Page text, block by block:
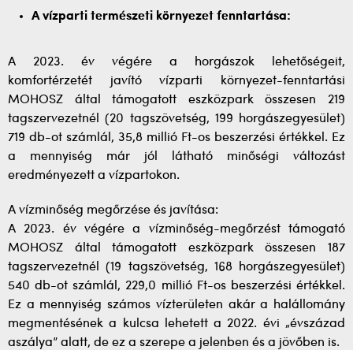
A vízparti természeti környezet fenntartása:
A 2023. év végére a horgászok lehetőségeit,
komfortérzetét javító vízparti környezet-fenntartási
MOHOSZ által támogatott eszközpark összesen 219
tagszervezetnél (20 tagszövetség, 199 horgászegyesület)
719 db-ot számlál, 35,8 millió Ft-os beszerzési értékkel. Ez
a mennyiség már jól látható minőségi változást
eredményezett a vízpartokon.
A vízminőség megőrzése és javítása:
A 2023. év végére a vízminőség-megőrzést támogató
MOHOSZ által támogatott eszközpark összesen 187
tagszervezetnél (19 tagszövetség, 168 horgászegyesület)
540 db-ot számlál, 229,0 millió Ft-os beszerzési értékkel.
Ez a mennyiség számos vízterületen akár a halállomány
megmentésének a kulcsa lehetett a 2022. évi „évszázad
aszálya” alatt, de ez a szerepe a jelenben és a jövőben is.